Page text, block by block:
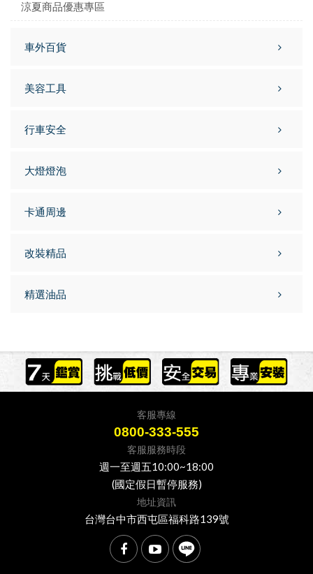
涼夏商品優惠專區
車外百貨
美容工具
行車安全
大燈燈泡
卡通周邊
改裝精品
精選油品
客服專線
0800-333-555
客服服務時段
週一至週五10:00~18:00
(國定假日暫停服務)
地址資訊
台灣台中市西屯區福科路139號